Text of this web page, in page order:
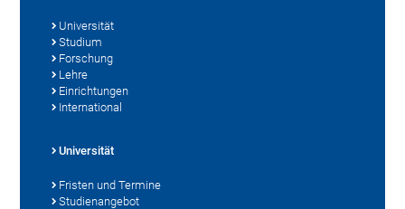
Universität
Studium
Forschung
Lehre
Einrichtungen
International
Universität
Fristen und Termine
Studienangebot